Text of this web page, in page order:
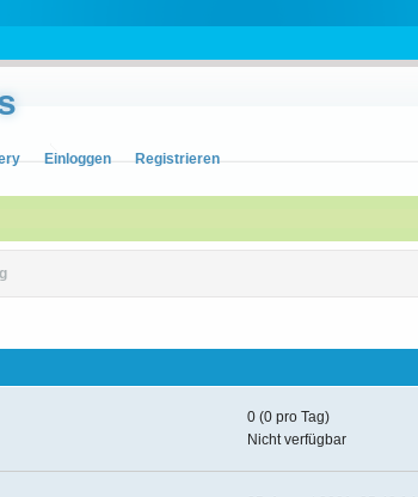
Einloggen Registrieren
0 (0 pro Tag)
Nicht verfügbar